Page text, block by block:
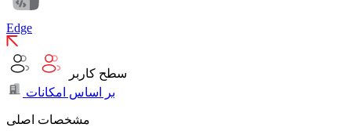
Edge
سطح کاربر
بر اساس امکانات
مشخصات اصلی